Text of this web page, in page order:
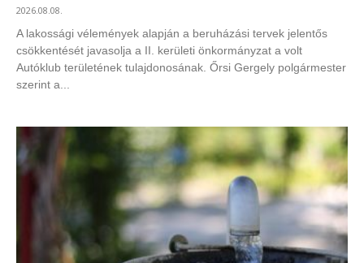
2026.08.08.
A lakossági vélemények alapján a beruházási tervek jelentős
csökkentését javasolja a II. kerületi önkormányzat a volt
Autóklub területének tulajdonosának. Őrsi Gergely polgármester
szerint a...